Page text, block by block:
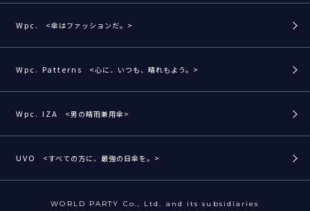
Wpc. <傘はファッションだ。>
Wpc. Patterns <心に、いつも、晴れもよう。>
Wpc. IZA <男の晴雨兼用傘>
UVO <すべての方に、最強の日傘を。>
WORLD PARTY Co., Ltd. and its subsidiaries